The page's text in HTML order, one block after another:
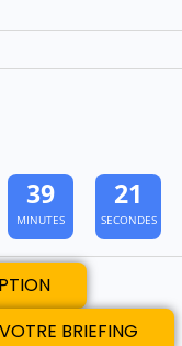
39
MINUTES
19
SECONDES
BRIEFING